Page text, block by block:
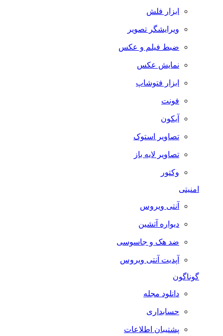
ابزار فلش
ویرایشگر تصویر
ضبط فيلم و عكس
نمایش عکس
ابزار فتوشاپ
فونت
آیکون
تصاویر استوک
تصاویر لایه باز
وکتور
امنیتی
آنتی ویروس
دیواره آتشین
ضد هک و جاسوسی
آپدیت آنتی ویروس
گوناگون
دانلود مجله
حسابداری
پشتیبان اطلاعات